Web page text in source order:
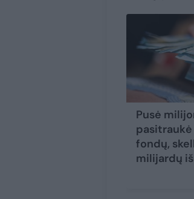
Pusė
fondų,
milijardų